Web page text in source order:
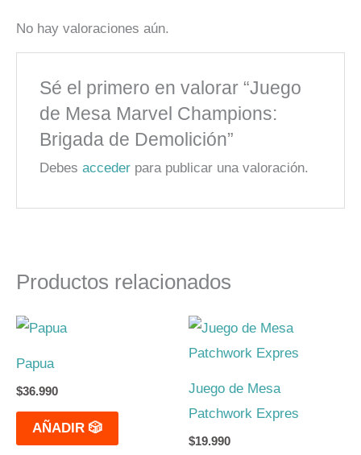
No hay valoraciones aún.
Sé el primero en valorar “Juego
de Mesa Marvel Champions:
Brigada de Demolición”
Debesacceder para publicar una valoración.
Productos relacionados
Papua
$36.990
AÑADIR 🎲
Juego de Mesa
Patchwork Expres
$19.990